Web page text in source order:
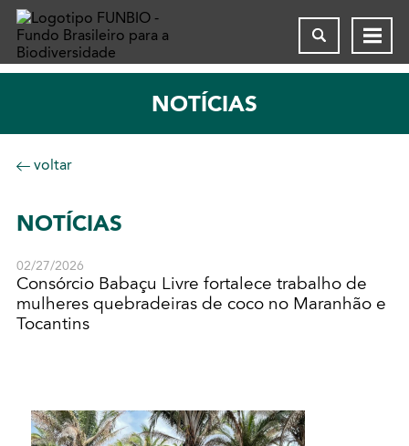
NOTÍCIAS
voltar
NOTÍCIAS
02/27/2026
Consórcio Babaçu Livre fortalece trabalho de
mulheres quebradeiras de coco no Maranhão e
Tocantins